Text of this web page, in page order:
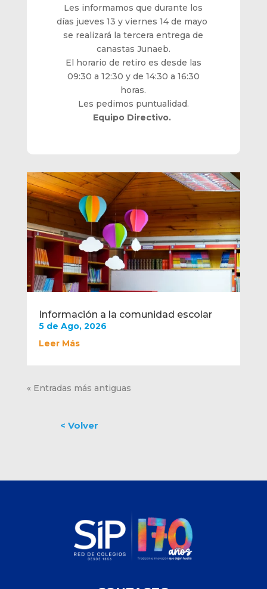
Información a la comunidad escolar
5 de Ago, 2026
Leer Más
« Entradas más antiguas
Les informamos que durante los
días jueves 13 y viernes 14 de mayo
se realizará la tercera entrega de
canastas Junaeb.
El horario de retiro es desde las
09:30 a 12:30 y de 14:30 a 16:30
horas.
Les pedimos puntualidad.
Equipo Directivo.